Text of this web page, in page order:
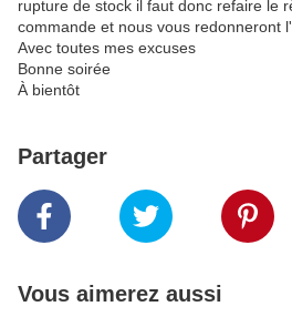
rupture de stock il faut donc refaire le
commande et nous vous redonneront
Avec toutes mes excuses
Bonne soirée
À bientôt
Partager
Vous aimerez aussi